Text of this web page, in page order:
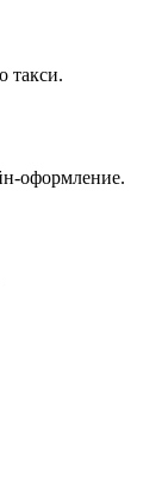
такси.
оформление.